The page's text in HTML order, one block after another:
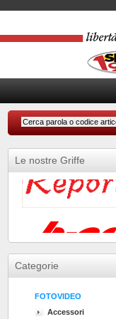
Le nostre Griffe
Categorie
FOTOVIDEO
Accessori